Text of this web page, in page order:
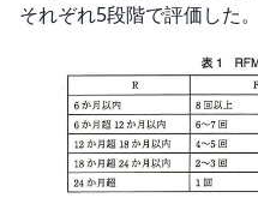
それぞれ5段階で評価した。